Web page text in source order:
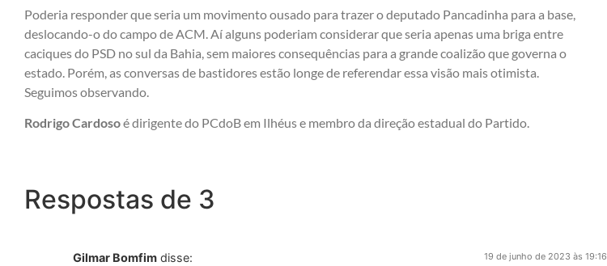
Poderia responder que seria um movimento ousado para trazer o deputado Pancadinha para a base,
deslocando-o do campo de ACM. Aí alguns poderiam considerar que seria apenas uma briga entre
caciques do PSD no sul da Bahia, sem maiores consequências para a grande coalizão que governa o
estado. Porém, as conversas de bastidores estão longe de referendar essa visão mais otimista.
Seguimos observando.
Rodrigo Cardosoé dirigente do PCdoB em Ilhéus e membro da direção estadual do Partido.
Respostas de 3
Gilmar Bomfim disse: 19 de junho de 2023 às 19:16